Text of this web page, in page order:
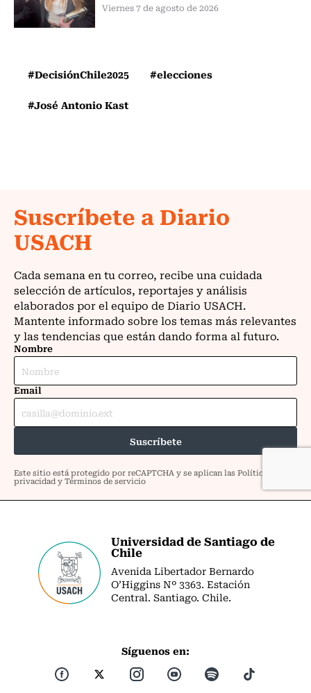
Viernes 7 de agosto de 2026
#DecisiónChile2025
#elecciones
#José Antonio Kast
Universidad de Santiago de
Chile
Avenida Libertador Bernardo
O’Higgins Nº 3363. Estación
Central. Santiago. Chile.
Síguenos en: